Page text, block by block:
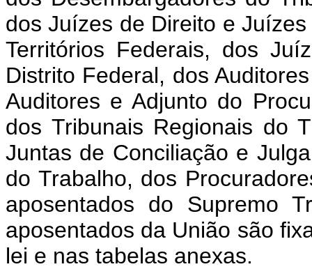
dos Juízes de Direito e
Territórios Federais, dos
Distrito Federal, dos
Auditores e Adjunto do
dos Tribunais Regionais do
Juntas de Conciliação e
do Trabalho, dos
aposentados do Supremo
aposentados da União são
lei e nas tabelas anexas.